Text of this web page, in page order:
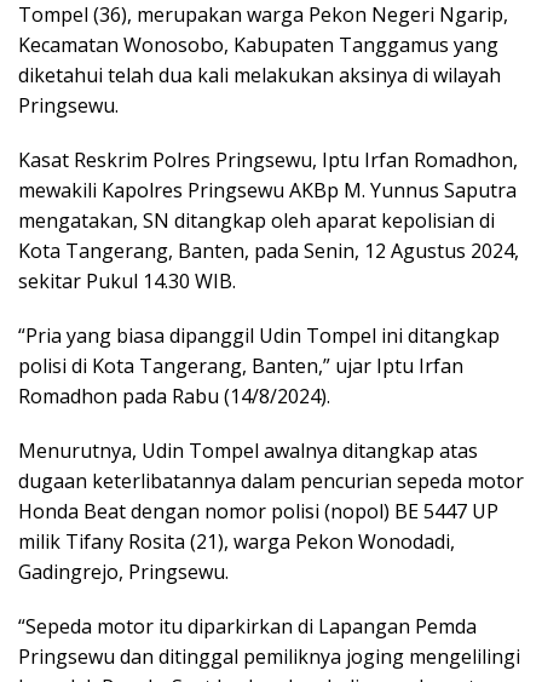
Tompel (36), merupakan warga Pekon Negeri Ngarip,
Kecamatan Wonosobo, Kabupaten Tanggamus yang
diketahui telah dua kali melakukan aksinya di wilayah
Pringsewu.
Kasat Reskrim Polres Pringsewu, Iptu Irfan Romadhon,
mewakili Kapolres Pringsewu AKBp M. Yunnus Saputra
mengatakan, SN ditangkap oleh aparat kepolisian di
Kota Tangerang, Banten, pada Senin, 12 Agustus 2024,
sekitar Pukul 14.30 WIB.
“Pria yang biasa dipanggil Udin Tompel ini ditangkap
polisi di Kota Tangerang, Banten,” ujar Iptu Irfan
Romadhon pada Rabu (14/8/2024).
Menurutnya, Udin Tompel awalnya ditangkap atas
dugaan keterlibatannya dalam pencurian sepeda motor
Honda Beat dengan nomor polisi (nopol) BE 5447 UP
milik Tifany Rosita (21), warga Pekon Wonodadi,
Gadingrejo, Pringsewu.
“Sepeda motor itu diparkirkan di Lapangan Pemda
Pringsewu dan ditinggal pemiliknya joging mengelilingi